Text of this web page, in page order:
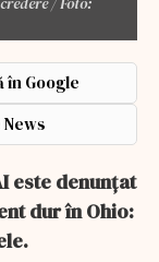
în Google
este denunțat
dur în Ohio: